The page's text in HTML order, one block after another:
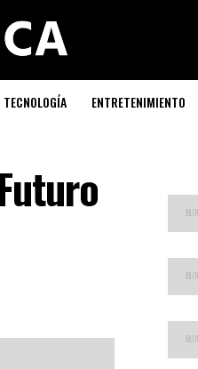
TECNOLOGÍA ENTRETENIMIENTO